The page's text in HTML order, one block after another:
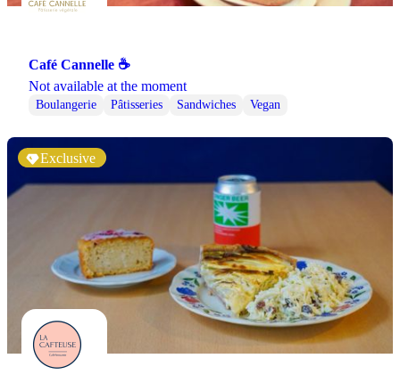
Café Cannelle ☕
Not available at the moment
Boulangerie Pâtisseries Sandwiches Vegan
Exclusive